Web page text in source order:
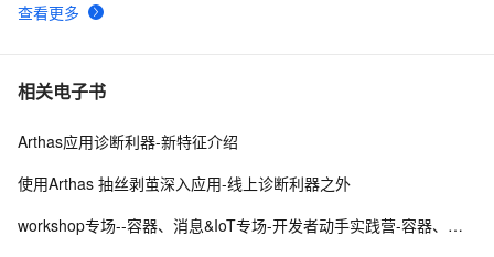
查看更多
相关电子书
Arthas应用诊断利器-新特征介绍
使用Arthas 抽丝剥茧深入应用-线上诊断利器之外
workshop专场--容器、消息&IoT专场-开发者动手实践营-容器、消息和IoT-Java诊断利器Arthas排查问题实践